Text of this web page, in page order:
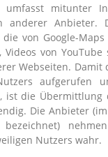
umfasst mitunter
anderer Anbieter.
die von Google-
von YouTube
Webseiten. Damit
aufgerufen
ist die Übermittlung
Die Anbieter
bezeichnet)
Nutzers wahr.